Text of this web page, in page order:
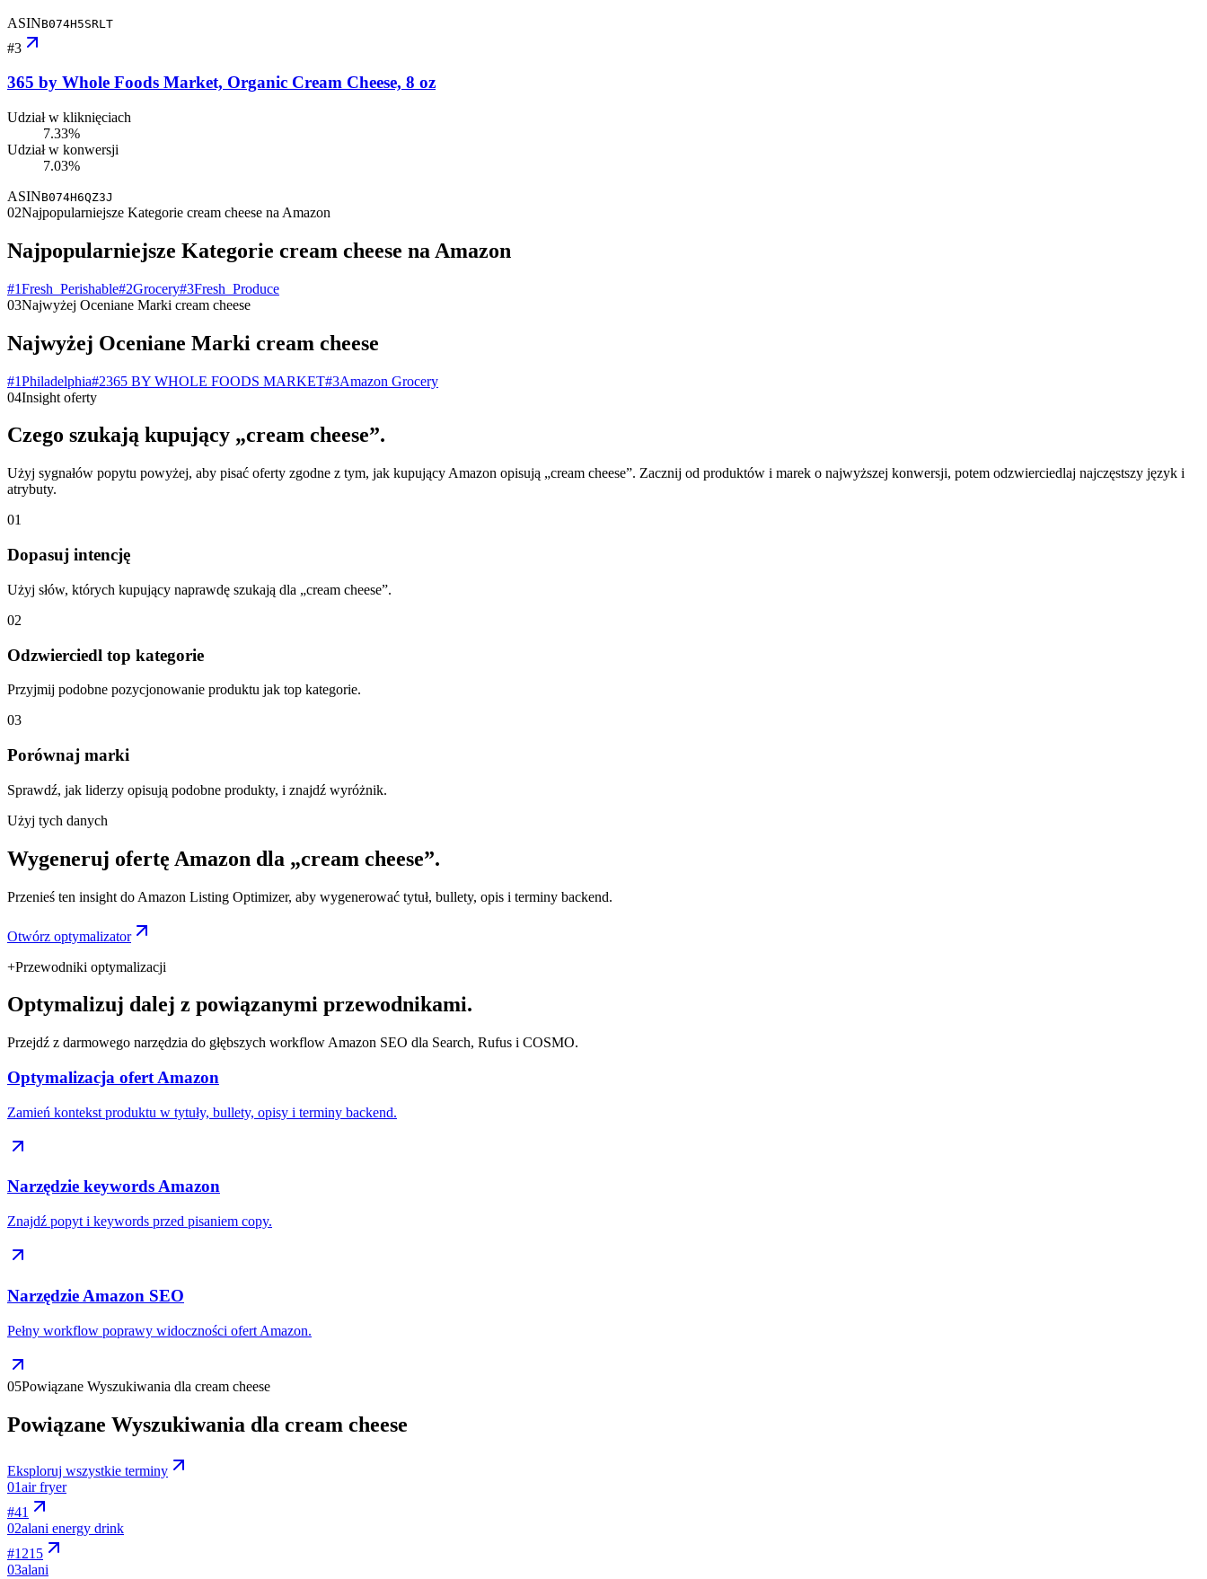
ASINB074H5SRLT
#3
365 by Whole Foods Market, Organic Cream Cheese, 8 oz
Udział w kliknięciach
7.33%
Udział w konwersji
7.03%
ASINB074H6QZ3J
02Najpopularniejsze Kategorie cream cheese na Amazon
Najpopularniejsze Kategorie cream cheese na Amazon
#1Fresh_Perishable#2Grocery#3Fresh_Produce
03Najwyżej Oceniane Marki cream cheese
Najwyżej Oceniane Marki cream cheese
#1Philadelphia#2365 BY WHOLE FOODS MARKET#3Amazon Grocery
04Insight oferty
Czego szukają kupujący „cream cheese”.
Użyj sygnałów popytu powyżej, aby pisać oferty zgodne z tym, jak kupujący Amazon opisują „cream cheese”. Zacznij od produktów i marek o najwyższej konwersji, potem odzwierciedlaj najczęstszy język i
atrybuty.
01
Dopasuj intencję
Użyj słów, których kupujący naprawdę szukają dla „cream cheese”.
02
Odzwierciedl top kategorie
Przyjmij podobne pozycjonowanie produktu jak top kategorie.
03
Porównaj marki
Sprawdź, jak liderzy opisują podobne produkty, i znajdź wyróżnik.
Użyj tych danych
Wygeneruj ofertę Amazon dla „cream cheese”.
Przenieś ten insight do Amazon Listing Optimizer, aby wygenerować tytuł, bullety, opis i terminy backend.
Otwórz optymalizator
+Przewodniki optymalizacji
Optymalizuj dalej z powiązanymi przewodnikami.
Przejdź z darmowego narzędzia do głębszych workflow Amazon SEO dla Search, Rufus i COSMO.
Optymalizacja ofert Amazon
Zamień kontekst produktu w tytuły, bullety, opisy i terminy backend.
Narzędzie keywords Amazon
Znajdź popyt i keywords przed pisaniem copy.
Narzędzie Amazon SEO
Pełny workflow poprawy widoczności ofert Amazon.
05Powiązane Wyszukiwania dla cream cheese
Powiązane Wyszukiwania dla cream cheese
Eksploruj wszystkie terminy
01air fryer
#41
02alani energy drink
#1215
03alani